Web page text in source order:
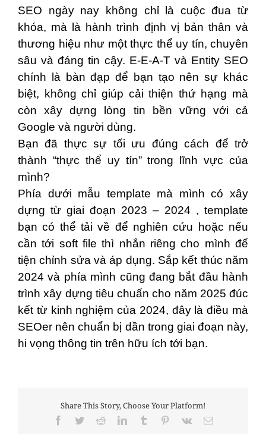
SEO ngày nay không chỉ là cuộc đua từ
khóa, mà là hành trình định vị bản thân và
thương hiệu như một thực thể uy tín, chuyên
sâu và đáng tin cậy. E-E-A-T và Entity SEO
chính là bàn đạp để bạn tạo nên sự khác
biệt, không chỉ giúp cải thiện thứ hạng mà
còn xây dựng lòng tin bền vững với cả
Google và người dùng.
Bạn đã thực sự tối ưu đúng cách để trở
thành “thực thể uy tín” trong lĩnh vực của
mình?
Phía dưới mẫu template mà mình có xây
dựng từ giai đoạn 2023 – 2024 , template
bạn có thể tải về để nghiên cứu hoặc nếu
cần tới soft file thì nhắn riêng cho mình để
tiện chỉnh sửa và áp dụng. Sắp kết thúc năm
2024 và phía mình cũng đang bắt đầu hành
trình xây dựng tiêu chuẩn cho năm 2025 đúc
kết từ kinh nghiệm của 2024, đây là điều mà
SEOer nên chuẩn bị dần trong giai đoạn này,
hi vọng thông tin trên hữu ích tới bạn.
Share This Story, Choose Your Platform!
Facebook
TwitterRedditLinkedInTumblr Pinterest
Vk Email